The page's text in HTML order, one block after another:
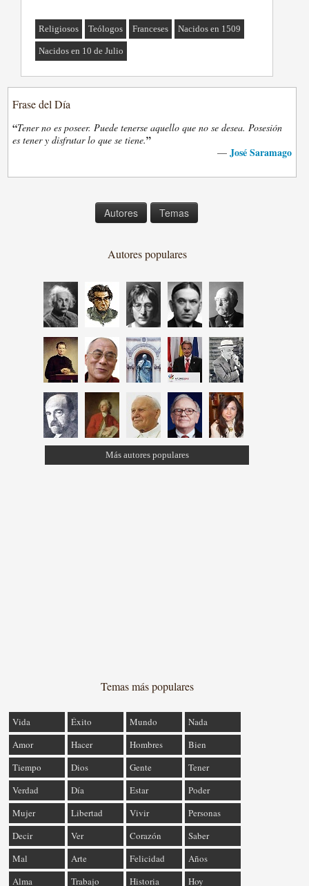
Religiosos Teólogos Franceses Nacidos en 1509
Nacidos en 10 de Julio
Frase del Día
“Tener no es poseer. Puede tenerse aquello que no se desea. Posesión
es tener y disfrutar lo que se tiene.”
— José Saramago
Autores Temas
Autores populares
Más autores populares
Temas más populares
Vida Éxito Mundo
Nada
Amor
Hacer Hombres
Bien
Tiempo
Dios Gente
Tener
Verdad
Día Estar
Poder
Mujer
Libertad Vivir
Personas
Decir
Ver Corazón
Saber
Mal
Arte Felicidad
Años
Alma
Trabajo Historia Hoy